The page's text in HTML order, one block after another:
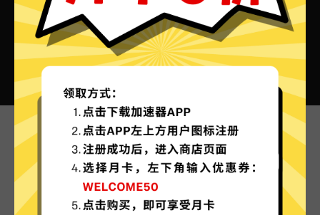
海牛加速器VPN的特色